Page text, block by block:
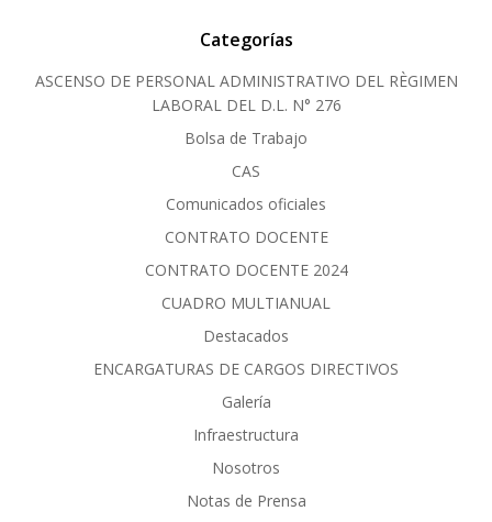
Categorías
ASCENSO DE PERSONAL ADMINISTRATIVO DEL RÈGIMEN
LABORAL DEL D.L. N° 276
Bolsa de Trabajo
CAS
Comunicados oficiales
CONTRATO DOCENTE
CONTRATO DOCENTE 2024
CUADRO MULTIANUAL
Destacados
ENCARGATURAS DE CARGOS DIRECTIVOS
Galería
Infraestructura
Nosotros
Notas de Prensa